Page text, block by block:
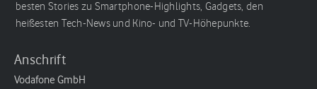
besten Stories zu Smartphone-Highlights, Gadgets, den
heißesten Tech-News und Kino- und TV-Höhepunkte.
Anschrift
Vodafone GmbH